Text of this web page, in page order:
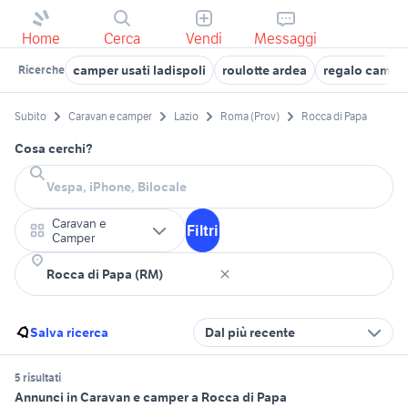
Home Cerca Vendi Messaggi
Ricerche camper usati ladispoli roulotte ardea regalo
Subito Caravan e camper Lazio Roma (Prov) Rocca di Papa
Cosa cerchi?
Caravan e
Camper
Filtri
Salva ricerca Dal più recente
5 risultati
Annunci in Caravan e camper a Rocca di Papa